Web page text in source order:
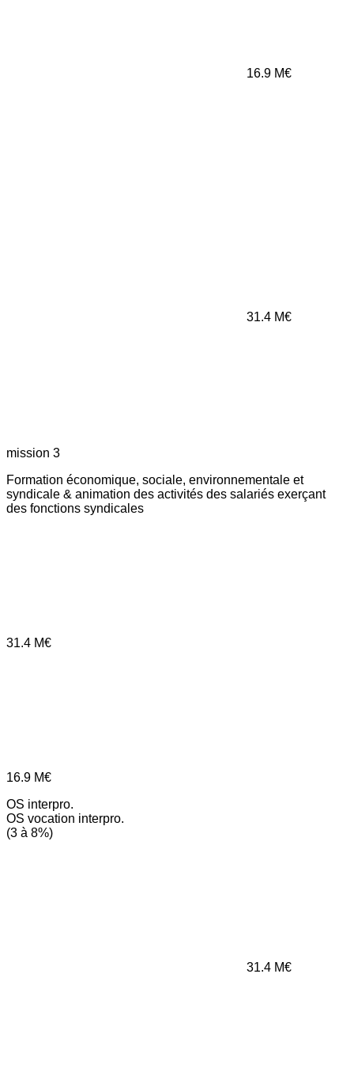
16.9 M€
31.4 M€
mission 3
Formation économique, sociale, environnementale et
syndicale & animation des activités des salariés exerçant
des fonctions syndicales
31.4 M€
16.9 M€
OS interpro.
OS vocation interpro.
(3 à 8%)
31.4 M€